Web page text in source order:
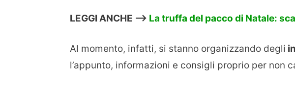
LEGGI ANCHE –> La truffa del pacco di Natale:
Al momento, infatti, si stanno organizzando degli
l’appunto, informazioni e consigli proprio per non